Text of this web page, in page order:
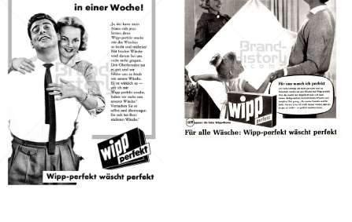
Epoche
wipp Waschmittel
Henkel Central
Eastern Europe GmbH
1957
Bild-ID: 44982
wipp Waschmittel
Henkel Central
Eastern Europe GmbH
1959 Bild-ID: 40274